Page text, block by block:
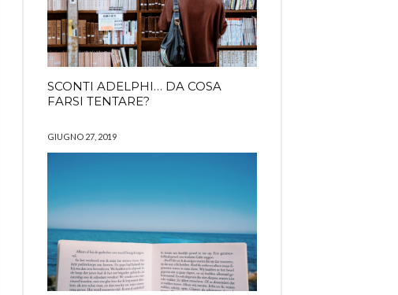
SCONTI ADELPHI… DA COSA
FARSI TENTARE?
GIUGNO 27, 2019